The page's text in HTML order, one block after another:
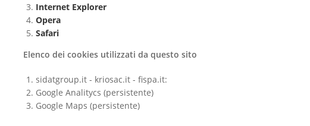
Internet Explorer
Opera
Safari
Elenco dei cookies utilizzati da questo sito
sidatgroup.it - kriosac.it - fispa.it:
Google Analitycs (persistente)
Google Maps (persistente)